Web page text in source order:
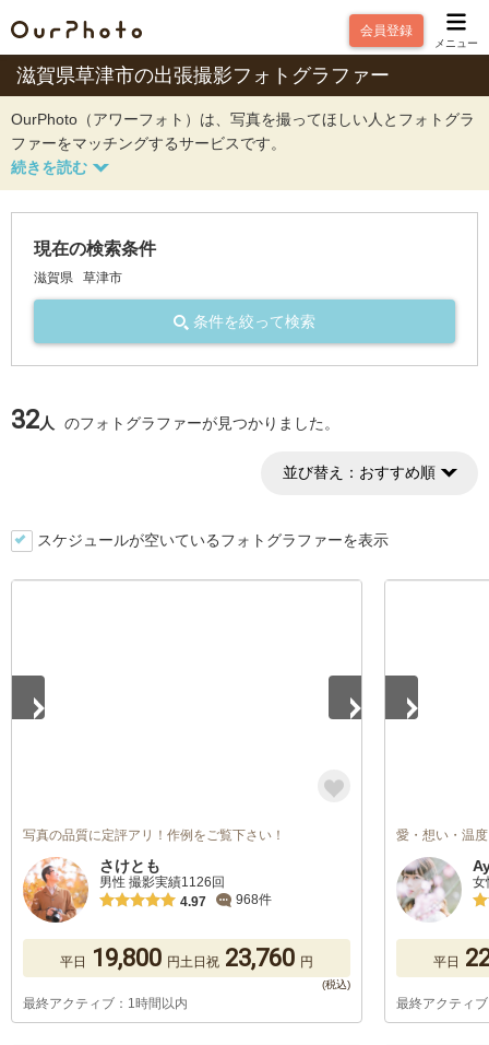
会員登録
メニュー
滋賀県草津市の出張撮影フォトグラファー
OurPhoto（アワーフォト）は、写真を撮ってほしい人とフォトグラ
ファーをマッチングするサービスです。
現在の検索条件
滋賀県 草津市
条件を絞って検索
32人 のフォトグラファーが見つかりました。
並び替え： おすすめ順
スケジュールが空いているフォトグラファーを表示
写真の品質に定評アリ！作例をご覧下さい！
さけとも
男性 撮影実績1126回
4.97
968件
平日 19,800 円土日祝 23,760 円
最終アクティブ：1時間以内
愛・想い・温
女
平日
最終アクティ